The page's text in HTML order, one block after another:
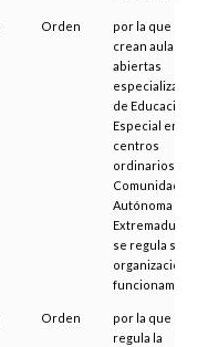
Orden
por la que se
crean aulas
abiertas
especializadas
de Educación
Especial en
centros
ordinarios de la
Comunidad
Autónoma de
Extremadura y
se regula su
organización y
funcionamiento
Orden
por la que se
regula la